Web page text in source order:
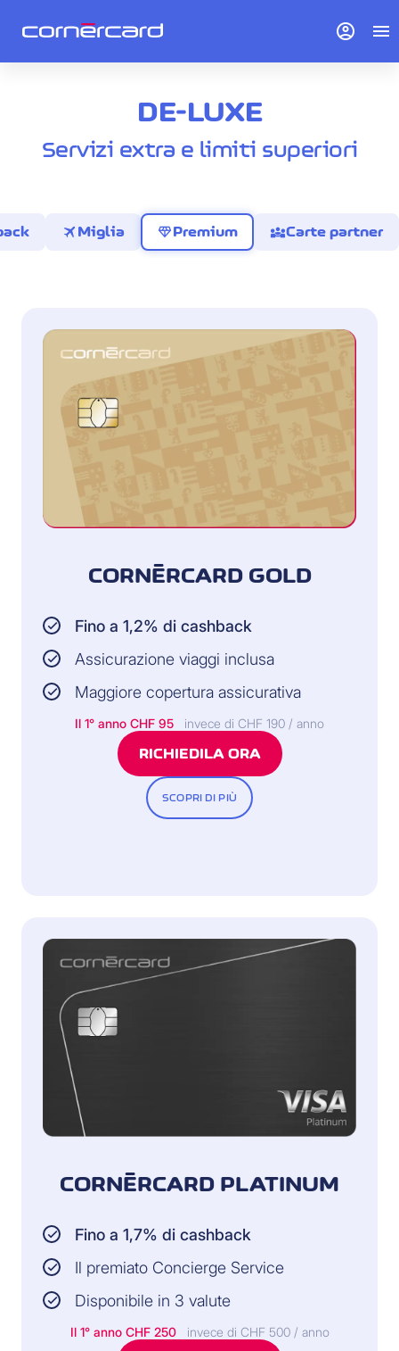
DE-LUXE
Servizi extra e limiti superiori
travel Miglia diamondPremium diversity_3Carte partner
CORNÈRCARD GOLD
Fino a 1,2% di cashback
Assicurazione viaggi inclusa
Maggiore copertura assicurativa
Il 1° anno CHF 95 invece di CHF 190 / anno
RICHIEDILA ORA
SCOPRI DI PIÙ
CORNÈRCARD PLATINUM
Fino a 1,7% di cashback
Il premiato Concierge Service
Disponibile in 3 valute
Il 1° anno CHF 250 invece di CHF 500 / anno
account_circle menu